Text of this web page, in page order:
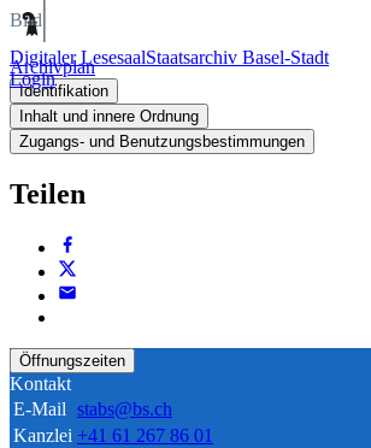
Digitaler LesesaalStaatsarchiv Basel-Stadt
Login
Bild
Archivplan
Identifikation
Inhalt und innere Ordnung
Zugangs- und Benutzungsbestimmungen
Teilen
Öffnungszeiten
Kontakt
E-Mail stabs@bs.ch
Kanzlei +41 61 267 86 01